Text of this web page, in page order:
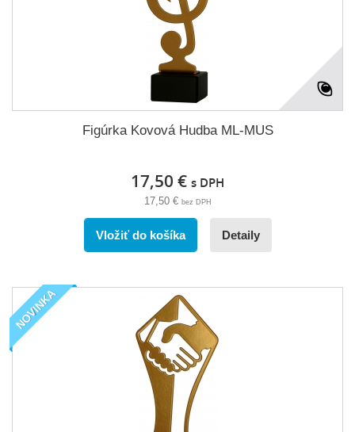
Figúrka Kovová Hudba ML-MUS
17,50 € s DPH
17,50 € bez DPH
Vložiť do košíka Detaily
NOVINKA